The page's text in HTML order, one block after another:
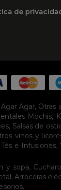
de
Agar, Otras
Mochis,
, Salsas de
vinos y
Tés e Infusiones,
y sopa,
,Arroceras
.